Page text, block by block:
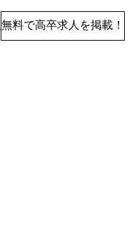
無料で高卒求人を掲載！